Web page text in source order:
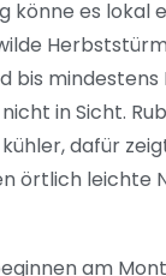
könne es lokal
bis mindestens
in Sicht.
dafür
örtlich leichte
am